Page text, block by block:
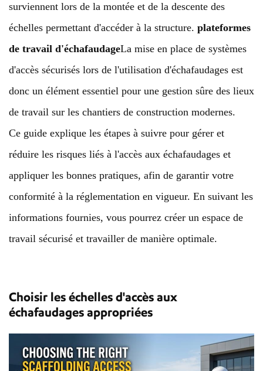
surviennent lors de la montée et de la descente des
échelles permettant d'accéder à la structure. plateformes
de travail d'échafaudageLa mise en place de systèmes
d'accès sécurisés lors de l'utilisation d'échafaudages est
donc un élément essentiel pour une gestion sûre des lieux
de travail sur les chantiers de construction modernes.
Ce guide explique les étapes à suivre pour gérer et
réduire les risques liés à l'accès aux échafaudages et
appliquer les bonnes pratiques, afin de garantir votre
conformité à la réglementation en vigueur. En suivant les
informations fournies, vous pourrez créer un espace de
travail sécurisé et travailler de manière optimale.
Choisir les échelles d'accès aux
échafaudages appropriées